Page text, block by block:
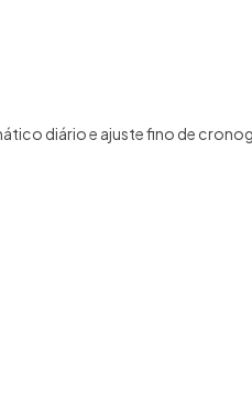
diário e ajuste fino de